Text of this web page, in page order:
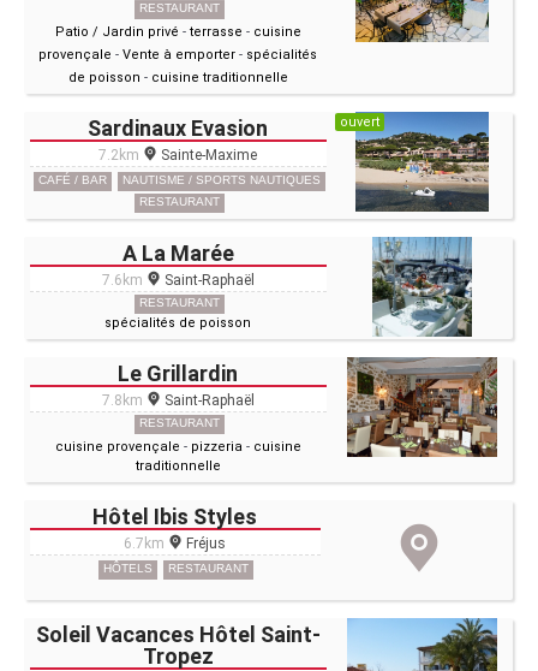
RESTAURANT
Patio / Jardin privé - terrasse - cuisine
provençale -Vente à emporter - spécialités
de poisson - cuisine traditionnelle
Sardinaux Evasion
7.2km Sainte-Maxime
CAFÉ / BAR
NAUTISME / SPORTS NAUTIQUES
RESTAURANT
ouvert
A La Marée
7.6km Saint-Raphaël
RESTAURANT
spécialités de poisson
Le Grillardin
7.8km Saint-Raphaël
RESTAURANT
cuisine provençale - pizzeria - cuisine
traditionnelle
Hôtel Ibis Styles
6.7km Fréjus
HÔTELS RESTAURANT
Soleil Vacances Hôtel Saint-
Tropez